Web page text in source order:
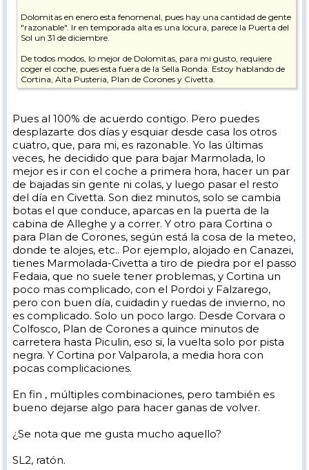
Dolomitas en enero esta fenomenal, pues hay una cantidad de gente
"razonable". Ir en temporada alta es una locura, parece la Puerta del
Sol un 31 de diciembre.
De todos modos, lo mejor de Dolomitas, para mi gusto, requiere
coger el coche, pues esta fuera de la Sella Ronda. Estoy hablando de
Cortina, Alta Pusteria, Plan de Corones y Civetta.
Pues al 100% de acuerdo contigo. Pero puedes
desplazarte dos días y esquiar desde casa los otros
cuatro, que, para mi, es razonable. Yo las últimas
veces, he decidido que para bajar Marmolada, lo
mejor es ir con el coche a primera hora, hacer un par
de bajadas sin gente ni colas, y luego pasar el resto
del día en Civetta. Son diez minutos, solo se cambia
botas el que conduce, aparcas en la puerta de la
cabina de Alleghe y a correr. Y otro para Cortina o
para Plan de Corones, según está la cosa de la meteo,
donde te alojes, etc.. Por ejemplo, alojado en Canazei,
tienes Marmolada-Civetta a tiro de piedra por el passo
Fedaia, que no suele tener problemas, y Cortina un
poco mas complicado, con el Pordoi y Falzarego,
pero con buen día, cuidadin y ruedas de invierno, no
es complicado. Solo un poco largo. Desde Corvara o
Colfosco, Plan de Corones a quince minutos de
carretera hasta Piculin, eso si, la vuelta solo por pista
negra. Y Cortina por Valparola, a media hora con
pocas complicaciones.
En fin , múltiples combinaciones, pero también es
bueno dejarse algo para hacer ganas de volver.
¿Se nota que me gusta mucho aquello?
SL2, ratón.